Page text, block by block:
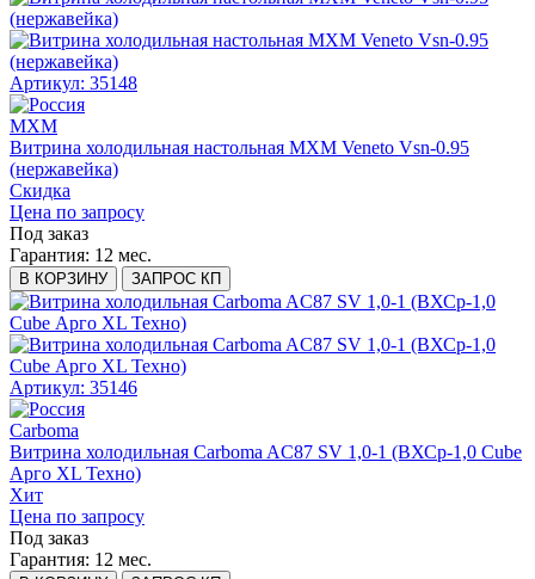
Артикул: 35148
МХМ
Витрина холодильная настольная МХМ Veneto Vsn-0.95
(нержавейка)
Скидка
Цена по запросу
Под заказ
Гарантия: 12 мес.
В КОРЗИНУ ЗАПРОС КП
Артикул: 35146
Carboma
Витрина холодильная Carboma AC87 SV 1,0-1 (ВХСр-1,0 Сube
Арго XL Техно)
Хит
Цена по запросу
Под заказ
Гарантия: 12 мес.